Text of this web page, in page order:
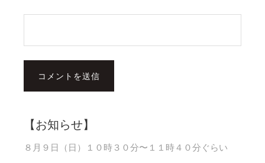
【お知らせ】
８月９日（日）１０時３０分〜１１時４０分ぐらい